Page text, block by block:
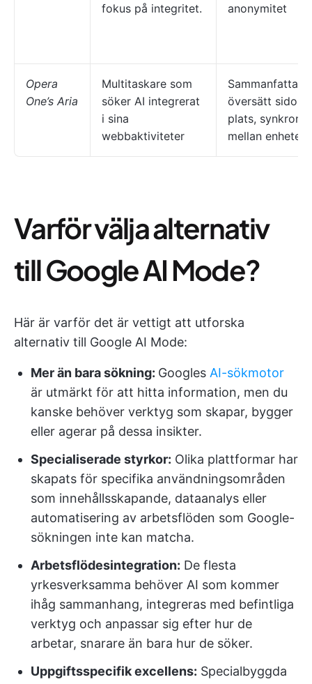
fokus på integritet. anonymitet
Opera
One’s Aria
Multitaskare som
söker AI integrerat
i sina
webbaktiviteter
Sammanfatta
översätt sidor
plats,
mellan enheter
Varför välja alternativ
till Google AI Mode?
Här är varför det är vettigt att utforska
alternativ till Google AI Mode:
Mer än bara sökning: Googles AI-sökmotor
är utmärkt för att hitta information, men du
kanske behöver verktyg som skapar, bygger
eller agerar på dessa insikter.
Specialiserade styrkor: Olika plattformar har
skapats för specifika användningsområden
som innehållsskapande, dataanalys eller
automatisering av arbetsflöden som Google-
sökningen inte kan matcha.
Arbetsflödesintegration: De flesta
yrkesverksamma behöver AI som kommer
ihåg sammanhang, integreras med befintliga
verktyg och anpassar sig efter hur de
arbetar, snarare än bara hur de söker.
Uppgiftsspecifik excellens: Specialbyggda